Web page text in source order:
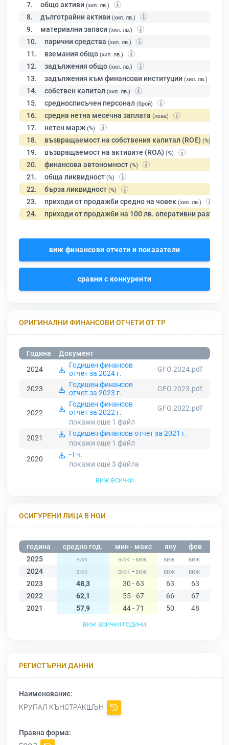
7. общо активи (хил. лв.)
8. дълготрайни активи (хил. лв.)
9. материални запаси (хил. лв.)
10. парични средства (хил. лв.)
11. вземания общо (хил. лв.)
12. задължения общо (хил. лв.)
13. задължения към финансови институции (хил. лв.)
14. собствен капитал (хил. лв.)
15. средносписъчен персонал (брой)
16. средна нетна месечна заплата (лева)
17. нетен марж (%)
18. възвращаемост на собствения капитал (ROE) (%)
19. възвращаемост на активите (ROA) (%)
20. финансова автономност (%)
21. обща ликвидност (%)
22. бърза ликвидност (%)
23. приходи от продажби средно на човек (хил. лв.)
24. приходи от продажби на 100 лв. оперативни разходи
виж финансови отчети и показатели
сравни с конкуренти
ОРИГИНАЛНИ ФИНАНСОВИ ОТЧЕТИ ОТ ТР
Година
Документ
2024
Годишен финансов
отчет за 2024 г.
GFO.2024.pdf
2023
Годишен финансов
отчет за 2023 г.
GFO.2023.pdf
2022
Годишен финансов
отчет за 2022 г.
GFO.2022.pdf
покажи още 1 файл
2021
Годишен финансов отчет за 2021 г.
покажи още 1 файл
2020
- I ч.
покажи още 3 файла
виж всички
ОСИГУРЕНИ ЛИЦА В НОИ
година средно год. мин - макс яну фев
2025
-
2024
-
2023
48,3 30 - 63 63 63
2022
62,1 55 - 67 66 67
2021
57,9 44 - 71 50 48
виж всички години
РЕГИСТЪРНИ ДАННИ
Наименование:
КРУПАЛ КЪНСТРАКШЪН
Правна форма: